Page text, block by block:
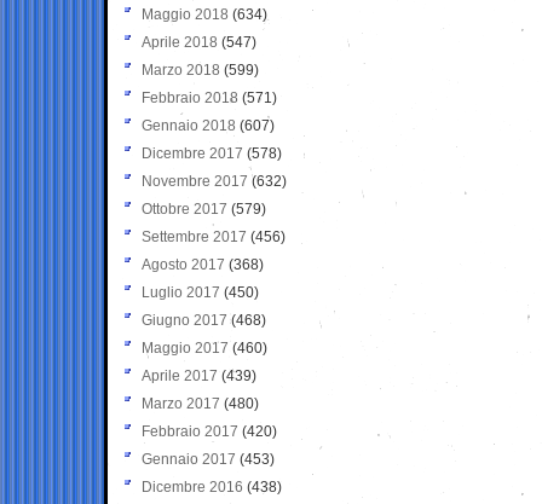
Maggio 2018 (634)
Aprile 2018 (547)
Marzo 2018 (599)
Febbraio 2018 (571)
Gennaio 2018 (607)
Dicembre 2017 (578)
Novembre 2017 (632)
Ottobre 2017 (579)
Settembre 2017 (456)
Agosto 2017 (368)
Luglio 2017 (450)
Giugno 2017 (468)
Maggio 2017 (460)
Aprile 2017 (439)
Marzo 2017 (480)
Febbraio 2017 (420)
Gennaio 2017 (453)
Dicembre 2016 (438)